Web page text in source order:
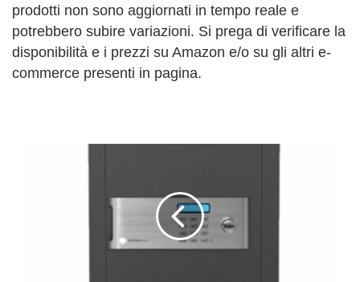
prodotti non sono aggiornati in tempo reale e
potrebbero subire variazioni. Si prega di verificare la
disponibilità e i prezzi su Amazon e/o su gli altri e-
commerce presenti in pagina.